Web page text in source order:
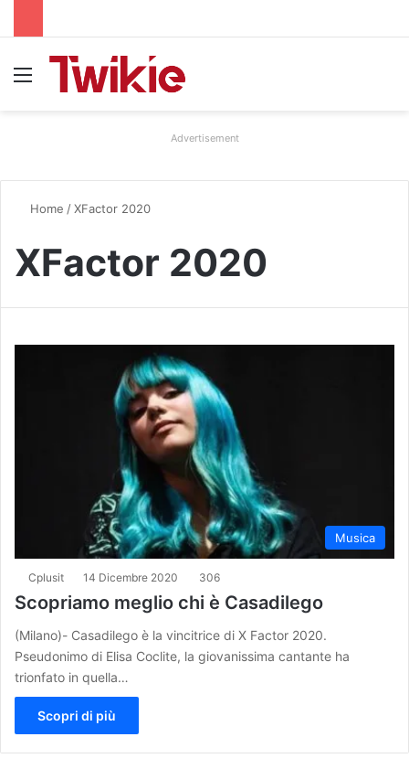
Advertisement
Home /XFactor 2020
XFactor 2020
Musica
Cplusit 14 Dicembre 2020 306
Scopriamo meglio chi è Casadilego
(Milano)- Casadilego è la vincitrice di X Factor 2020.
Pseudonimo di Elisa Coclite, la giovanissima cantante ha
trionfato in quella…
Scopri di più